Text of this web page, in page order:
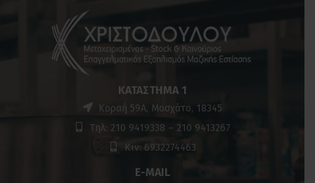
ΚΑΤΆΣΤΗΜΑ 1
Κοραή 59Α, Μοσχάτο, 18345
Τηλ: 210 9419338 – 210 9413267
Κιν: 6932274463
E-MAIL